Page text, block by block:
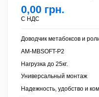
0,00 грн.
С НДС
Доводчик метабоксов и
AM-MBSOFT-P2
Нагрузка до 25кг.
Универсальный монтаж
Надежность, удобство и